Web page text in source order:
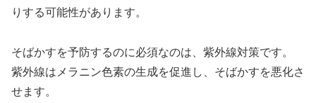
りする可能性があります。
そばかすを予防するのに必須なのは、紫外線対策です。
紫外線はメラニン色素の生成を促進し、そばかすを悪化さ
せます。